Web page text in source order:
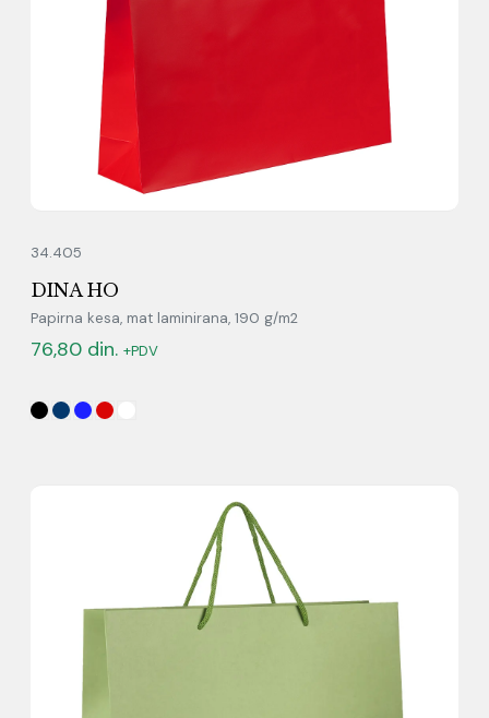
34.405
DINA HO
Papirna kesa, mat laminirana, 190 g/m2
76,80 din. +PDV